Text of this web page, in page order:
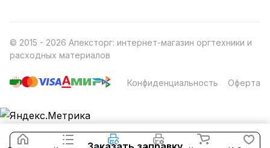
© 2015 - 2026 Апексторг: интернет-магазин оргтехники и
расходных материалов
Конфиденциальность Оферта